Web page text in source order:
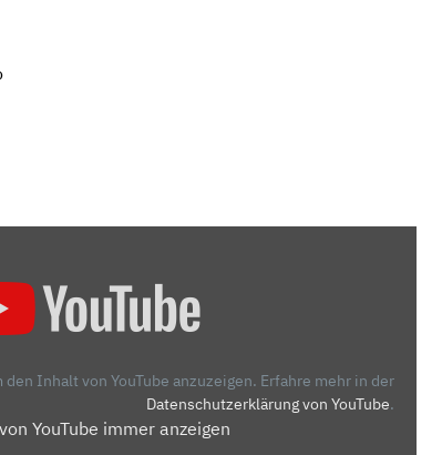
Inhalt von YouTube anzuzeigen. Erfahre mehr in der
Datenschutzerklärung von YouTube.
YouTube immer anzeigen